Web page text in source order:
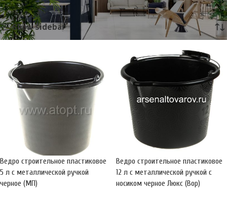
Showing all 19 results
Show sidebar
Ведро строительное пластиковое
5 л с металлической ручкой
черное (МП)
Ведро строительное пластиковое
12 л с металлической ручкой с
носиком черное Люкс (Вор)